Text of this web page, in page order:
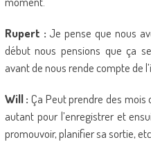
Rupert : Je pense que nous
début nous pensions que ça
avant de nous rende compte de
Will : Ça Peut prendre des mois
autant pour l’enregistrer et
promouvoir, planifier sa sortie, etc.